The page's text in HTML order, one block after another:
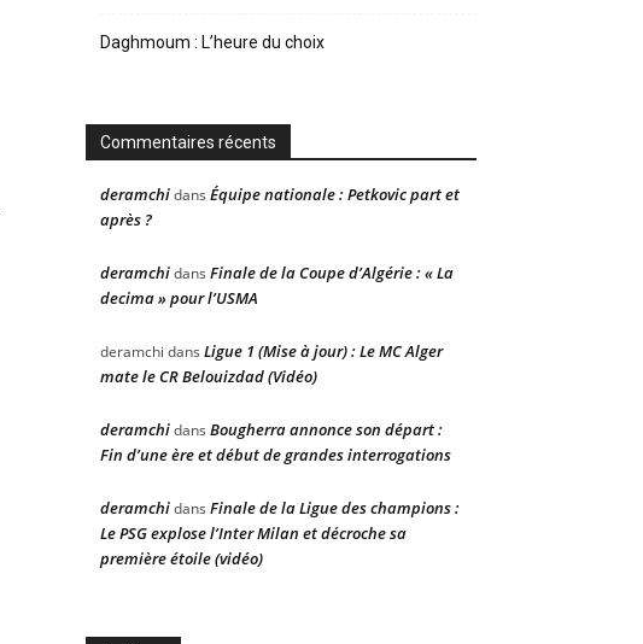
Daghmoum : L’heure du choix
Commentaires récents
deramchidans Équipe nationale : Petkovic part et
après ?
deramchidans Finale de la Coupe d’Algérie : « La
decima » pour l’USMA
deramchi dans Ligue 1 (Mise à jour) : Le MC Alger
mate le CR Belouizdad (Vidéo)
deramchidans Bougherra annonce son départ :
Fin d’une ère et début de grandes interrogations
deramchidans Finale de la Ligue des champions :
Le PSG explose l’Inter Milan et décroche sa
première étoile (vidéo)